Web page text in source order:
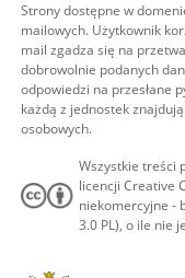
Strony dostępne w
mailowych. Użytkownik
mail zgadza się na
dobrowolnie podanych
odpowiedzi na przesłane
każdą z jednostek
osobowych.
Wszystkie treści
licencji Creative
niekomercyjne -
3.0 PL), o ile nie